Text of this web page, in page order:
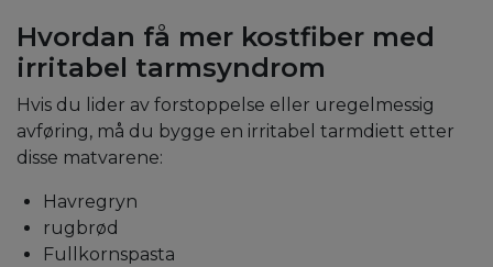
Hvordan få mer kostfiber med
irritabel tarmsyndrom
Hvis du lider av forstoppelse eller uregelmessig
avføring, må du bygge en irritabel tarmdiett etter
disse matvarene:
Havregryn
rugbrød
Fullkornspasta